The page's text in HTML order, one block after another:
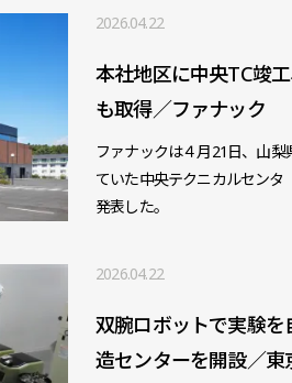
2026.04.22
本社地区に中央TC竣
も取得／ファナック
ファナックは４月21日、山
ていた中央テクニカルセンタ
発表した。
2026.04.22
双腕ロボットで実験
造センターを開設／東